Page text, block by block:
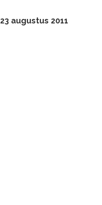
23 augustus 2011